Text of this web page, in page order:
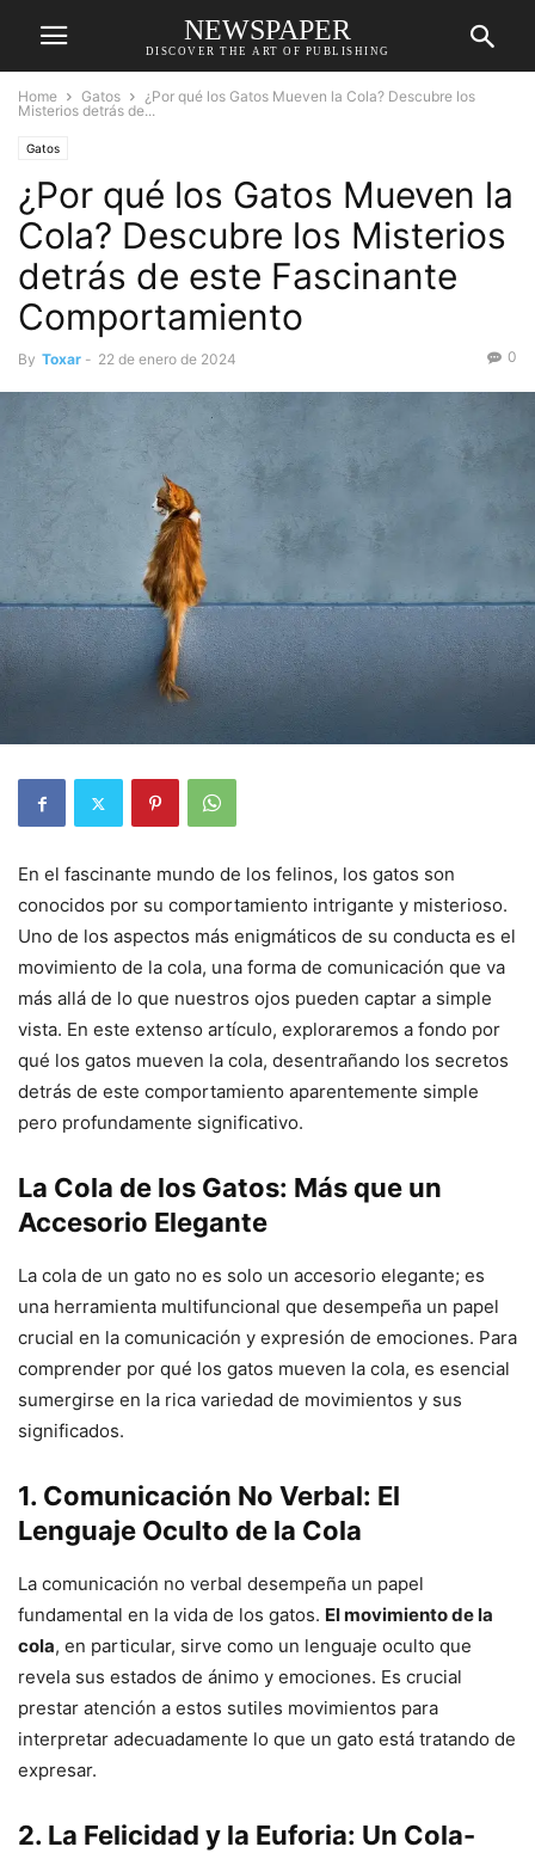
NEWSPAPER
DISCOVER THE ART OF PUBLISHING
Home Gatos
¿Por qué los Gatos Mueven la Cola? Descubre los
Misterios detrás de...
Gatos
¿Por qué los Gatos Mueven la
Cola? Descubre los Misterios
detrás de este Fascinante
Comportamiento
By Toxar - 22 de enero de 2024 0
En el fascinante mundo de los felinos, los gatos son
conocidos por su comportamiento intrigante y misterioso.
Uno de los aspectos más enigmáticos de su conducta es el
movimiento de la cola, una forma de comunicación que va
más allá de lo que nuestros ojos pueden captar a simple
vista. En este extenso artículo, exploraremos a fondo por
qué los gatos mueven la cola, desentrañando los secretos
detrás de este comportamiento aparentemente simple
pero profundamente significativo.
La Cola de los Gatos: Más que un
Accesorio Elegante
La cola de un gato no es solo un accesorio elegante; es
una herramienta multifuncional que desempeña un papel
crucial en la comunicación y expresión de emociones. Para
comprender por qué los gatos mueven la cola, es esencial
sumergirse en la rica variedad de movimientos y sus
significados.
1. Comunicación No Verbal: El
Lenguaje Oculto de la Cola
La comunicación no verbal desempeña un papel
fundamental en la vida de los gatos. El movimiento de la
cola, en particular, sirve como un lenguaje oculto que
revela sus estados de ánimo y emociones. Es crucial
prestar atención a estos sutiles movimientos para
interpretar adecuadamente lo que un gato está tratando de
expresar.
2. La Felicidad y la Euforia: Un Cola-